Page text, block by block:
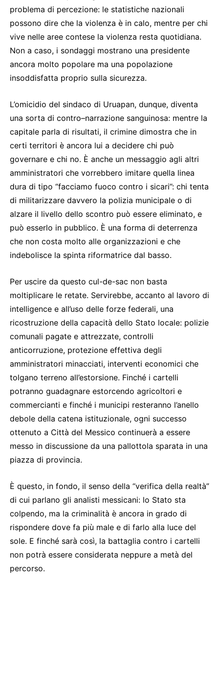
problema di percezione: le statistiche nazionali
possono dire che la violenza è in calo, mentre per chi
vive nelle aree contese la violenza resta quotidiana.
Non a caso, i sondaggi mostrano una presidente
ancora molto popolare ma una popolazione
insoddisfatta proprio sulla sicurezza.
L’omicidio del sindaco di Uruapan, dunque, diventa
una sorta di contro–narrazione sanguinosa: mentre la
capitale parla di risultati, il crimine dimostra che in
certi territori è ancora lui a decidere chi può
governare e chi no. È anche un messaggio agli altri
amministratori che vorrebbero imitare quella linea
dura di tipo “facciamo fuoco contro i sicari”: chi tenta
di militarizzare davvero la polizia municipale o di
alzare il livello dello scontro può essere eliminato, e
può esserlo in pubblico. È una forma di deterrenza
che non costa molto alle organizzazioni e che
indebolisce la spinta riformatrice dal basso.
Per uscire da questo cul-de-sac non basta
moltiplicare le retate. Servirebbe, accanto al lavoro di
intelligence e all’uso delle forze federali, una
ricostruzione della capacità dello Stato locale: polizie
comunali pagate e attrezzate, controlli
anticorruzione, protezione effettiva degli
amministratori minacciati, interventi economici che
tolgano terreno all’estorsione. Finché i cartelli
potranno guadagnare estorcendo agricoltori e
commercianti e finché i municipi resteranno l’anello
debole della catena istituzionale, ogni successo
ottenuto a Città del Messico continuerà a essere
messo in discussione da una pallottola sparata in una
piazza di provincia.
È questo, in fondo, il senso della “verifica della realtà”
di cui parlano gli analisti messicani: lo Stato sta
colpendo, ma la criminalità è ancora in grado di
rispondere dove fa più male e di farlo alla luce del
sole. E finché sarà così, la battaglia contro i cartelli
non potrà essere considerata neppure a metà del
percorso.